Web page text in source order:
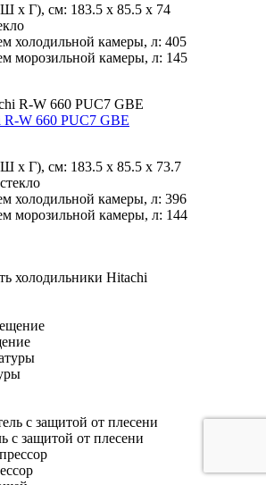
х Г), см: 183.5 х 85.5 х 74
холодильной камеры, л: 405
морозильной камеры, л: 145
R-W 660 PUC7 GBE
х Г), см: 183.5 х 85.5 х 73.7
холодильной камеры, л: 396
морозильной камеры, л: 144
холодильники Hitachi
с защитой от плесени